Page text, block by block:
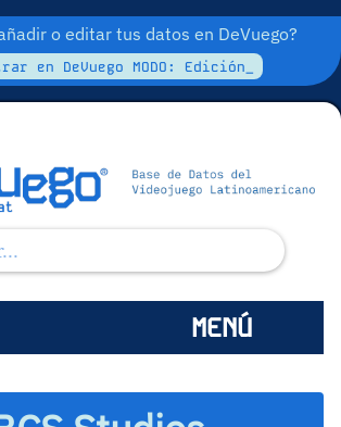
o editar tus datos en DeVuego?
en DeVuego MODO: Edición_
MENÚ